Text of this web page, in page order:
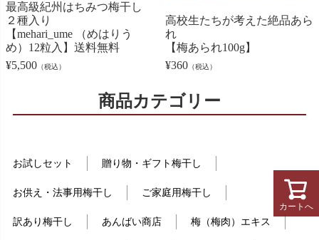
カートへ
最高級紀州はちみつ梅干し
２種入り
【mehari_ume （めはりう
め）12粒入】送料無料
¥5,500 （税込）
高校生たちが考えた絶品あら
れ
【梅あられ100g】
¥360 （税込）
商品カテゴリー
お試しセット 贈り物・ギフト梅干し
お供え・法事用梅干し ご家庭用梅干し
訳あり梅干し あんばい商店 梅（梅肉）エキス